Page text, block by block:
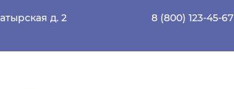
д. 2 8 (800) 123-45-67